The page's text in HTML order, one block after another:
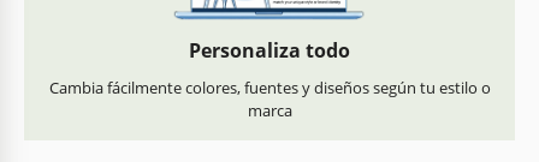
Personaliza todo
Cambia fácilmente colores, fuentes y diseños según tu estilo o
marca